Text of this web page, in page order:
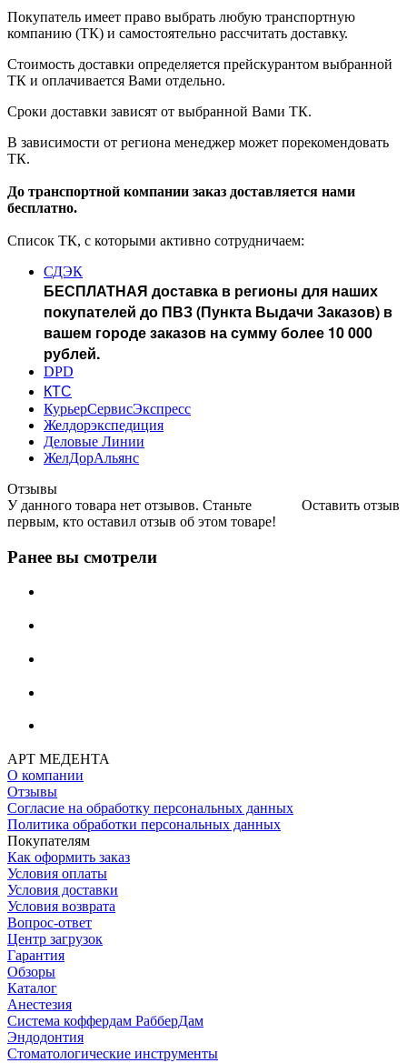
Покупатель имеет право выбрать любую транспортную
компанию (ТК) и самостоятельно рассчитать доставку.
Стоимость доставки определяется прейскурантом выбранной
ТК и оплачивается Вами отдельно.
Сроки доставки зависят от выбранной Вами ТК.
В зависимости от региона менеджер может порекомендовать
ТК.
До транспортной компании заказ доставляется нами
бесплатно.
Список ТК, с которыми активно сотрудничаем:
СДЭК
БЕСПЛАТНАЯ доставка в регионы для наших
покупателей до ПВЗ (Пункта Выдачи Заказов) в
вашем городе заказов на сумму более 10 000
рублей.
DPD
КТС
КурьерСервисЭкспресс
Желдорэкспедиция
Деловые Линии
ЖелДорАльянс
Отзывы
Оставить отзыв
У данного товара нет отзывов. Станьте
первым, кто оставил отзыв об этом товаре!
Ранее вы смотрели
АРТ МЕДЕНТА
О компании
Отзывы
Согласие на обработку персональных данных
Политика обработки персональных данных
Покупателям
Как оформить заказ
Условия оплаты
Условия доставки
Условия возврата
Вопрос-ответ
Центр загрузок
Гарантия
Обзоры
Каталог
Анестезия
Система коффердам РабберДам
Эндодонтия
Стоматологические инструменты